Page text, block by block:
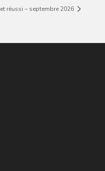
réussi – septembre 2026